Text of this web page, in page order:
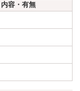
内容・有無